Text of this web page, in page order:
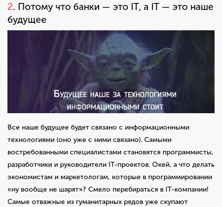
2. Потому что банки — это IT, а IT — это наше
будущее
Все наше будущее будет связано с информационными
технологиями (оно уже с ними связано). Самыми
востребованными специалистами становятся программисты,
разработчики и руководители IT-проектов. Окей, а что делать
экономистам и маркетологам, которые в программировании
«ну вообще не шарят»? Смело перебираться в IT-компании!
Самые отважные из гуманитарных рядов уже скупают